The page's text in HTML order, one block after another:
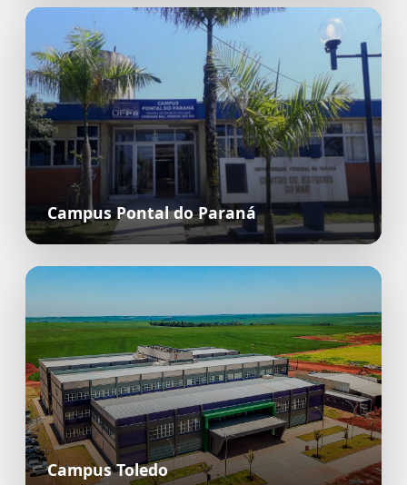
Campus Pontal do Paraná
Campus Toledo